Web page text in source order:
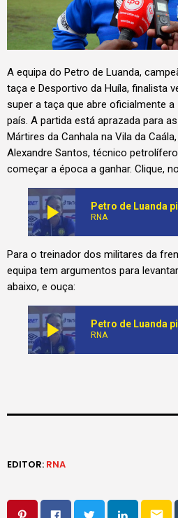
A equipa do Petro de Luanda,
taça e Desportivo da Huíla, finalista
super a taça que abre oficialmente
país. A partida está aprazada para
Mártires da Canhala na Vila da
Alexandre Santos, técnico
começar a época a ganhar. Clique,
play_arrow RNA
Para o treinador dos militares da
equipa tem argumentos para
abaixo, e ouça:
play_arrow RNA
EDITOR: RNA
email